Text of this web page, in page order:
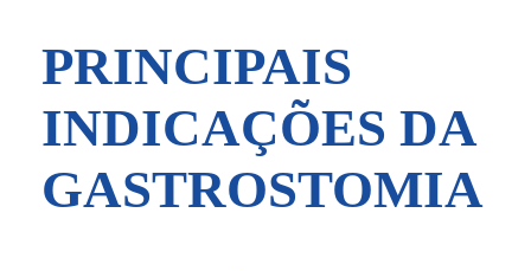
PRINCIPAIS
INDICAÇÕES DA
GASTROSTOMIA